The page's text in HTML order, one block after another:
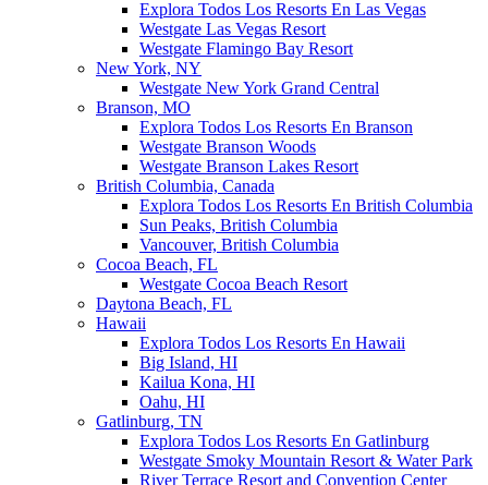
Explora Todos Los Resorts En Las Vegas
Westgate Las Vegas Resort
Westgate Flamingo Bay Resort
New York, NY
Westgate New York Grand Central
Branson, MO
Explora Todos Los Resorts En Branson
Westgate Branson Woods
Westgate Branson Lakes Resort
British Columbia, Canada
Explora Todos Los Resorts En British Columbia
Sun Peaks, British Columbia
Vancouver, British Columbia
Cocoa Beach, FL
Westgate Cocoa Beach Resort
Daytona Beach, FL
Hawaii
Explora Todos Los Resorts En Hawaii
Big Island, HI
Kailua Kona, HI
Oahu, HI
Gatlinburg, TN
Explora Todos Los Resorts En Gatlinburg
Westgate Smoky Mountain Resort & Water Park
River Terrace Resort and Convention Center